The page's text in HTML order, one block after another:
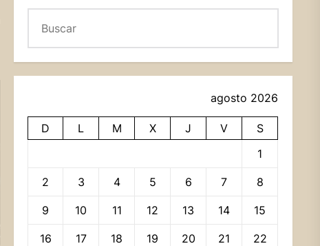
agosto 2026
D L M X J V
S
1
2 3 4 5 6 7 8
9 10 11 12 13 14 15
16 17 18 19 20 21 22